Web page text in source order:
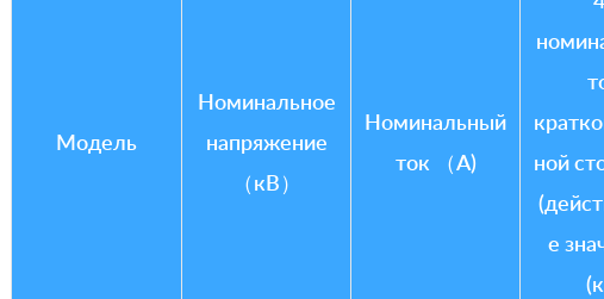
Модель
Номинальное
напряжение
（кВ）
Номинальный
ток （A)
ной
е